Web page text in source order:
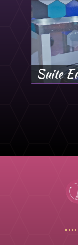
Suite